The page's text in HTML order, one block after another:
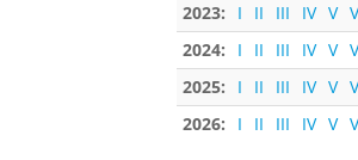
2023:
I II III IV V
2024:
I II III IV V
2025:
I II III IV V
2026:
I II III IV V